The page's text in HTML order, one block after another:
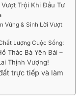
Vượt Trội Khi Đầu Tư
Vững & Sinh Lời Vượt
Lượng Cuộc Sống:
Thác Bà Yên Bái –
Thịnh Vượng!
trực tiếp và làm